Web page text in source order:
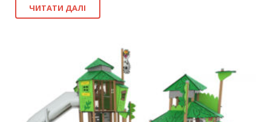
ЧИТАТИ ДАЛІ